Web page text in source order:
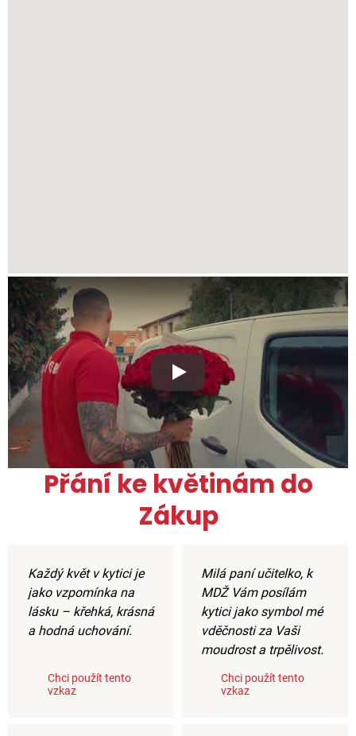
Xxx
Přání ke květinám do
Zákup
Každý květ v kytici je
jako vzpomínka na
lásku – křehká, krásná
a hodná uchování.
Chci použít tento
vzkaz
Milá paní učitelko, k
MDŽ Vám posílám
kytici jako symbol mé
vděčnosti za Vaši
moudrost a trpělivost.
Chci použít tento
vzkaz